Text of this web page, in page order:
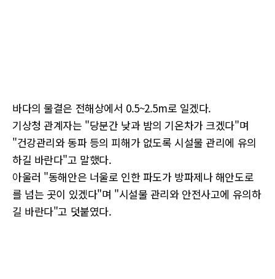
바다의 물결은 전해상에서 0.5~2.5m로 일겠다.
기상청 관계자는 "당분간 낮과 밤의 기온차가 크겠다"며
"건강관리와 동파 등의 피해가 없도록 시설물 관리에 유의
하길 바란다"고 말했다.
아울러 "동해안은 너울로 인한 파도가 방파제나 해안도로
를 넘는 곳이 있겠다"며 "시설물 관리와 안전사고에 유의하
길 바란다"고 덧붙였다.